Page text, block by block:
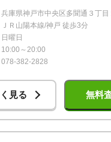
兵庫県神戸市中央区多聞通３丁目
ＪＲ山陽本線/神戸 徒歩3分
日曜日
10:00～20:00
078-382-2828
見る 無料